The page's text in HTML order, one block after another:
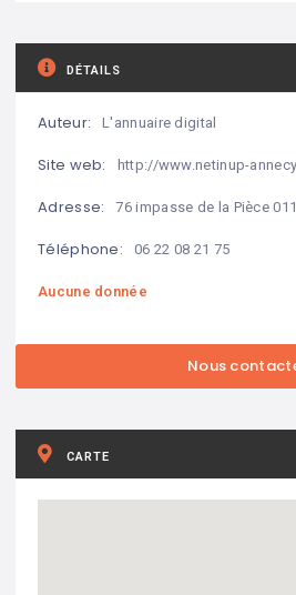
DÉTAILS
Auteur: L'annuaire digital
Site web: http://www.netinup-
Adresse: 76 impasse de la Pièce
Téléphone: 06 22 08 21 75
Aucune donnée
CARTE